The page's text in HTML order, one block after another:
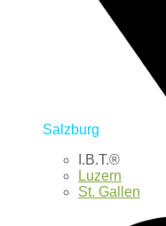
Salzburg
I.B.T.®
Luzern
St. Gallen